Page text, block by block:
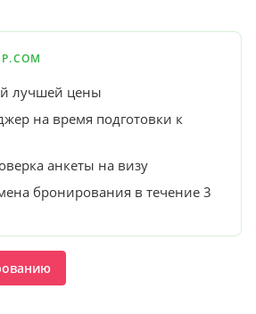
лучшей цены
на время подготовки к
анкеты на визу
бронирования в течение 3